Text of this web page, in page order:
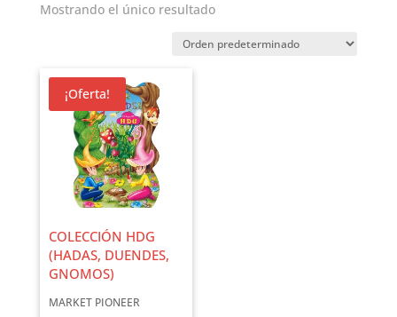
Mostrando el único resultado
¡Oferta!
COLECCIÓN HDG
(HADAS, DUENDES,
GNOMOS)
MARKET PIONEER